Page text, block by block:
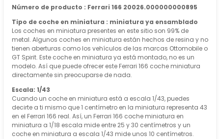
Número de producto : Ferrari 166 20026.000000000895
Tipo de coche en miniatura : miniatura ya ensamblado
Los coches en miniatura presentes en este sitio son 99% de
metal. Algunos coches en miniatura están hechos de resina y no
tienen aberturas como los vehículos de las marcas Ottomobile o
GT Spirit. Este coche en miniatura ya está montado, no es un
modelo. Así que puede ofrecer este Ferrari 166 coche miniatura
directamente sin preocuparse de nada.
Escala: 1/43
Cuando un coche en miniatura está a escala 1/43, puedes
decirte a ti mismo que 1 centímetro en la miniatura representa 43
en el Ferrari 166 real. Así, un Ferrari 166 coche miniatura en
miniatura a 1/18 escala mide entre 25 y 30 centímetros y un
coche en miniatura a escala 1/43 mide unos 10 centímetros.